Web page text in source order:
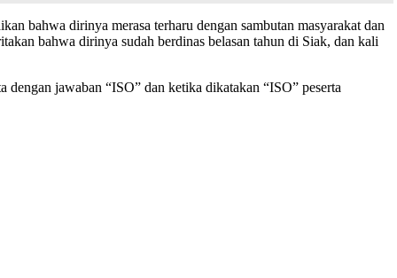
bahwa dirinya merasa terharu dengan sambutan masyarakat dan
bahwa dirinya sudah berdinas belasan tahun di Siak, dan kali
jawaban “ISO” dan ketika dikatakan “ISO” peserta